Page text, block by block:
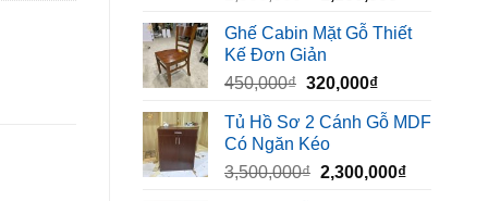
là:
2,500,000₫.
tại
Ghế Cabin Mặt Gỗ Thiết
Kế Đơn Giản
450,000₫ Giá
là:
450,000₫.
320,000₫Giá
tại
320,000₫.
Tủ Hồ Sơ 2 Cánh Gỗ MDF
Có Ngăn Kéo
3,500,000₫ Giá
2,300,000₫Giá